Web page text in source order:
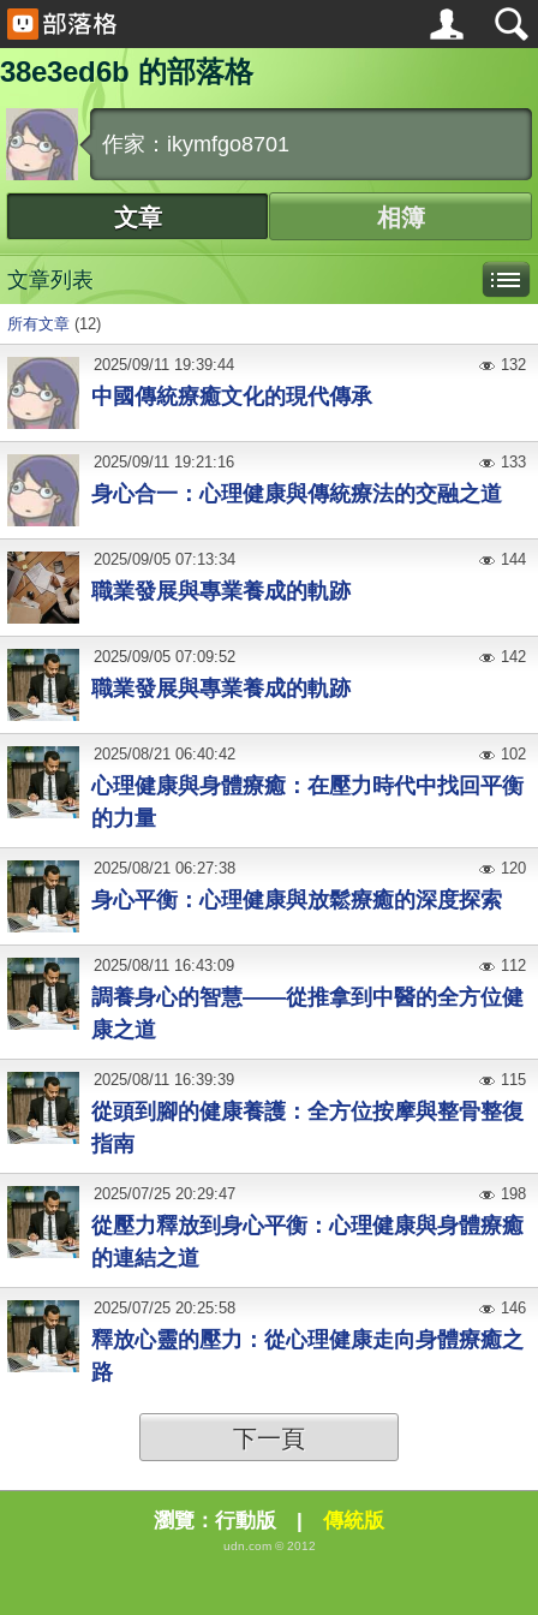
38e3ed6b 的部落格
作家：ikymfgo8701
文章 相簿
文章列表
所有文章 (12)
中國傳統療癒文化的現代傳承
2025/09/11 19:39:44 132
身心合一：心理健康與傳統療法的交融之道
2025/09/11 19:21:16 133
職業發展與專業養成的軌跡
2025/09/05 07:13:34 144
職業發展與專業養成的軌跡
2025/09/05 07:09:52 142
心理健康與身體療癒：在壓力時代中找回平衡
的力量
2025/08/21 06:40:42 102
身心平衡：心理健康與放鬆療癒的深度探索
2025/08/21 06:27:38 120
調養身心的智慧——從推拿到中醫的全方位健
康之道
2025/08/11 16:43:09 112
從頭到腳的健康養護：全方位按摩與整骨整復
指南
2025/08/11 16:39:39 115
從壓力釋放到身心平衡：心理健康與身體療癒
的連結之道
2025/07/25 20:29:47 198
釋放心靈的壓力：從心理健康走向身體療癒之
路
2025/07/25 20:25:58 146
下一頁
瀏覽： 行動版 | 傳統版
udn.com © 2012